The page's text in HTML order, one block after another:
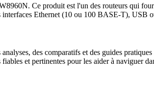
Ce produit est l'un des routeurs qui
interfaces Ethernet (10 ou 100 BASE-T), USB
des comparatifs et des guides
et pertinentes pour les aider à naviguer